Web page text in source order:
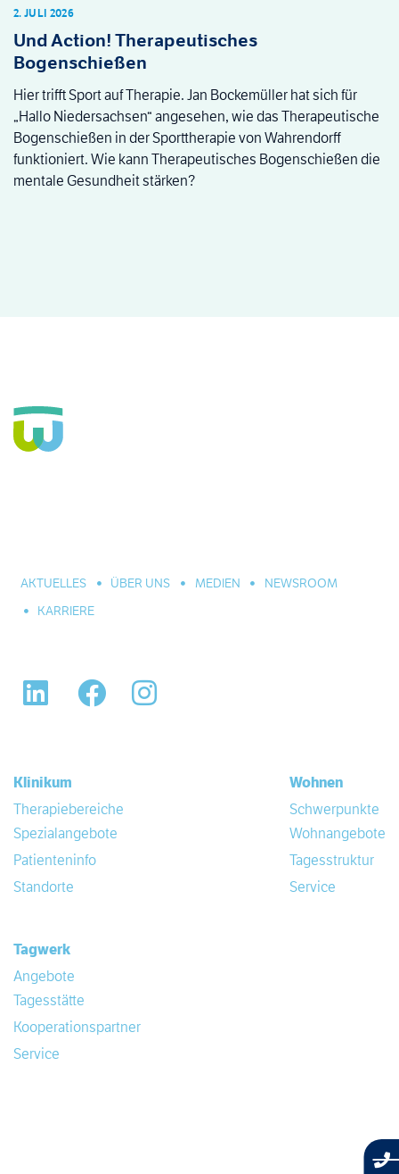
Und Action! Therapeutisches
Bogenschießen
2. JULI 2026
Hier trifft Sport auf Therapie. Jan Bockemüller hat sich für
„Hallo Niedersachsen“ angesehen, wie das Therapeutische
Bogenschießen in der Sporttherapie von Wahrendorff
funktioniert. Wie kann Therapeutisches Bogenschießen die
mentale Gesundheit stärken?
AKTUELLES ÜBER UNS MEDIEN
NEWSROOM
KARRIERE
LinkedIn Facebook
Klinikum
Therapiebereiche
Spezialangebote
Patienteninfo
Standorte
Wohnen
Schwerpunkte
Wohnangebote
Tagesstruktur
Service
Tagwerk
Angebote
Tagesstätte
Kooperationspartner
Service